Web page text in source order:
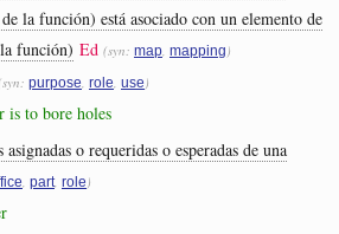
la función) está asociado con un elemento de
función) Ed (syn: map mapping )
purpose role use )
is to bore holes
o requeridas o esperadas de una
part role )